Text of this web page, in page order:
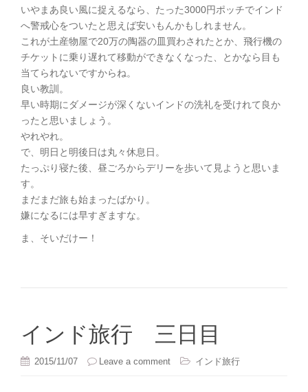
いやまあ良い風に捉えるなら、たった3000円ポッチでインド
へ警戒心をついたと思えば安いもんかもしれません。
これが土産物屋で20万の陶器の皿買わされたとか、飛行機の
チケットに乗り遅れて移動ができなくなった、とかなら目も
当てられないですからね。
良い教訓。
早い時期にダメージが深くないインドの洗礼を受けれて良か
ったと思いましょう。
やれやれ。
で、明日と明後日は丸々休息日。
たっぷり寝た後、昼ごろからデリーを歩いて見ようと思いま
す。
まだまだ旅も始まったばかり。
嫌になるには早すぎますな。
ま、そいだけー！
インド旅行 三日目
2015/11/07 Leave a comment インド旅行